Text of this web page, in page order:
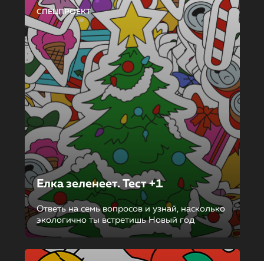
СПЕЦПРОЕКТ
Елка зеленеет. Тест +1
Ответь на семь вопросов и узнай, насколько
экологично ты встретишь Новый год